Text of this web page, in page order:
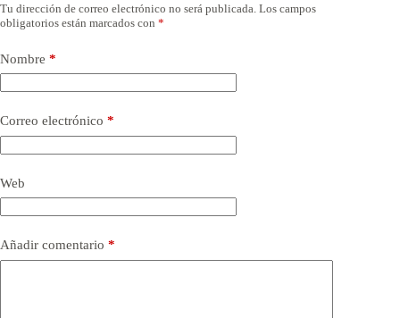
Tu dirección de correo electrónico no será publicada. Los campos
obligatorios están marcados con *
Nombre *
Correo electrónico *
Web
Añadir comentario *